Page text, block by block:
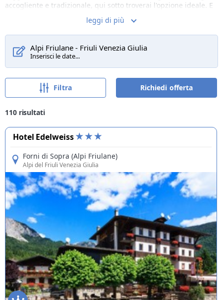
accogliente e tradizionale, qui sotto troverai l'opzione ideale. E
con YesAlps, contatti direttamente l'hotel, garantendoti la
migliore offerta senza costi di intermediazione.
Dove dormire nella destinazione
Trova l'hotel su misura per te
La zonaAlpi Friulaneoffre un'ospitalità che risponde a ogni
desiderio. Per aiutarti a scegliere, abbiamo raggruppato le
principali tipologie di strutture che troverai nell'elenco
sottostante:
Hotel per ogni stile:
wellness ai moderni design hotel, passando per le soluzioni
con il miglior rapporto qualità-prezzo.
Pensioni e alberghi familiari:
sono la scelta perfetta.
Family Hotel:Strutture pensate appositamente per le famiglie,
dove i bambini sono i veri protagonisti. Offrono servizi su
misura come miniclub, aree gioco dedicate, animazione e
menù speciali, per garantire una vacanza divertente e
spensierata ai più piccoli e di totale relax per i genitori.
Hotel Adults Only:
Un'oasi di pace e tranquillità riservata
esclusivamente a una clientela adulta. L'ideale per una fuga
romantica o per chi cerca un'esperienza di puro relax, in un
ambiente sofisticato e con servizi pensati per il benessere e la
quiete.
Bike Hotel:Il paradiso per ogni ciclista. Che la tua passione sia
la bici da strada, la mountain bike, il gravel o l'e-bike, qui trovi
servizi dedicati come depositi sicuri, officine attrezzate,
ricariche per e-bike e mappe dei migliori itinerari.
leggi di più
Alpi Friulane - Friuli Venezia Giulia
Inserisci le date...
Filtra Richiedi offerta
110risultati
Hotel Edelweiss
Forni di Sopra (Alpi Friulane)
Alpi del Friuli Venezia Giulia